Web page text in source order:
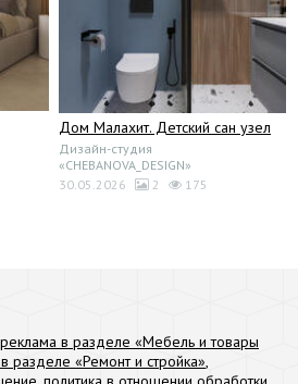
Дом Малахит. Детский сан узел
Дизайн-студия
«CHEBANOVA_DESIGN»
30.05.2026
2 175
в разделе «Мебель и товары
разделе «Ремонт и стройка»,